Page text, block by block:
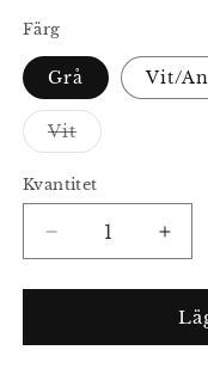
Färg
Grå Vit/
Vit
Varianten
slutsåld
eller
tillgänglig
Kvantitet
Minska
kvantitet
för
tårtfat
Öka
för
Litet